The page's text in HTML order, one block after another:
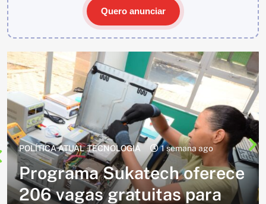
Quero anunciar
CULTURA GOIÁS 1 semana ago
Cidade de Goiás recebe
Circuito das Cavalhadas nos